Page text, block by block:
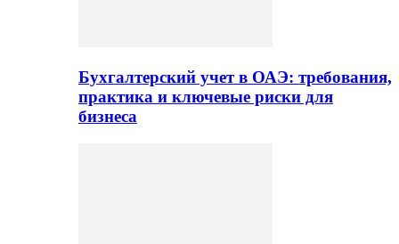
Бухгалтерский учет в ОАЭ: требования,
практика и ключевые риски для
бизнеса